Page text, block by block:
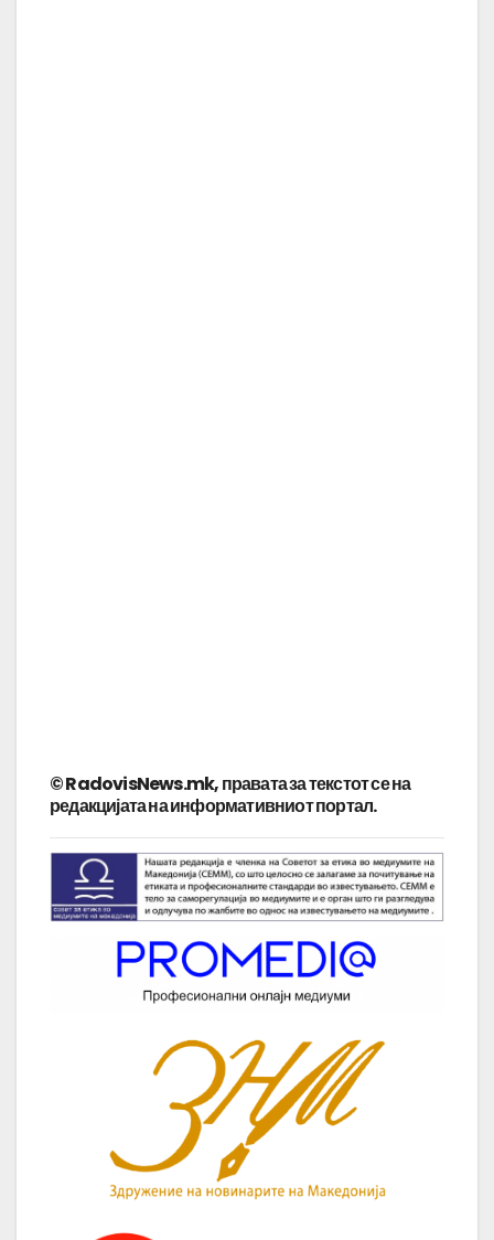
© RadovisNews.mk, правата за текстот се на
редакцијата на информативниот портал.